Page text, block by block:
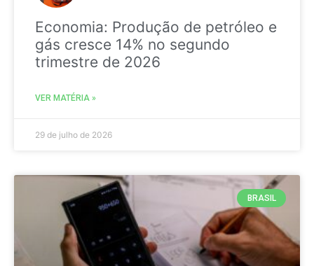
Economia: Produção de petróleo e
gás cresce 14% no segundo
trimestre de 2026
VER MATÉRIA »
29 de julho de 2026
BRASIL